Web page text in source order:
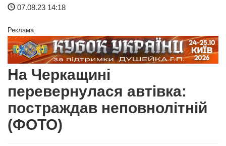
07.08.23 14:18
Реклама
На Черкащині
перевернулася автівка:
постраждав неповнолітній
(ФОТО)